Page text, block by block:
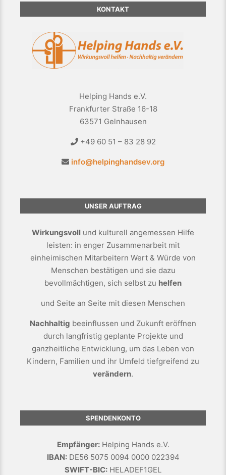
KONTAKT
Helping Hands e.V.
Frankfurter Straße 16-18
63571 Gelnhausen
+49 60 51 – 83 28 92
info@helpinghandsev.org
UNSER AUFTRAG
Wirkungsvoll und kulturell angemessen Hilfe
leisten: in enger Zusammenarbeit mit
einheimischen Mitarbeitern Wert & Würde von
Menschen bestätigen und sie dazu
bevollmächtigen, sich selbst zu helfen
und Seite an Seite mit diesen Menschen
Nachhaltig beeinflussen und Zukunft eröffnen
durch langfristig geplante Projekte und
ganzheitliche Entwicklung, um das Leben von
Kindern, Familien und ihr Umfeld tiefgreifend zu
verändern.
SPENDENKONTO
Empfänger:Helping Hands e.V.
IBAN:DE56 5075 0094 0000 022394
SWIFT-BIC: HELADEF1GEL